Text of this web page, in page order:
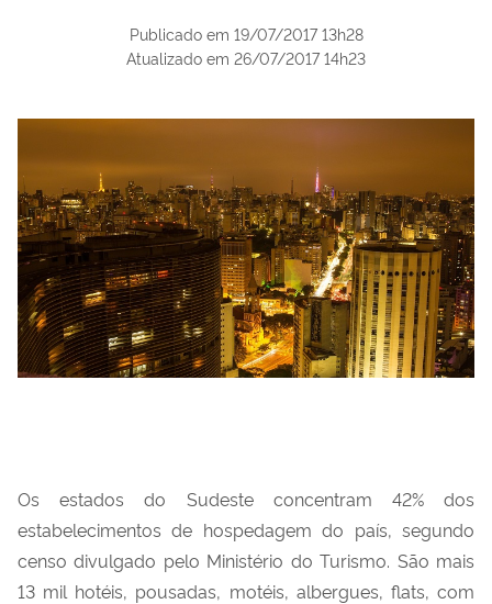
Publicado em 19/07/2017 13h28
Atualizado em 26/07/2017 14h23
Os estados do Sudeste concentram 42% dos
estabelecimentos de hospedagem do país, segundo
censo divulgado pelo Ministério do Turismo. São mais
13 mil hotéis, pousadas, motéis, albergues, flats, com